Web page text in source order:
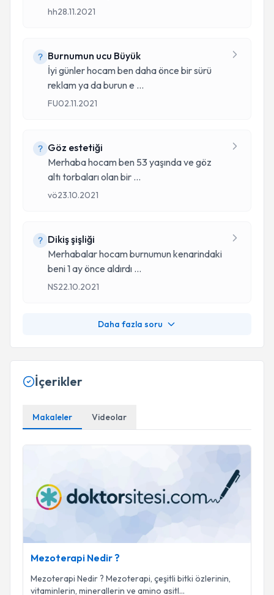
hh28.11.2021
Burnumun ucu Büyük
İyi günler hocam ben daha önce bir sürü
reklam ya da burun e ...
FU02.11.2021
Göz estetiği
Merhaba hocam ben 53 yaşında ve göz
altı torbaları olan bir ...
vö23.10.2021
Dikiş şişliği
Merhabalar hocam burnumun kenarindaki
beni 1 ay önce aldırdı ...
NS22.10.2021
Daha fazla soru
İçerikler
Makaleler Videolar
Mezoterapi Nedir ?
Mezoterapi Nedir ? Mezoterapi, çeşitli bitki özlerinin,
vitaminlerin, minerallerin ve amino asitl...